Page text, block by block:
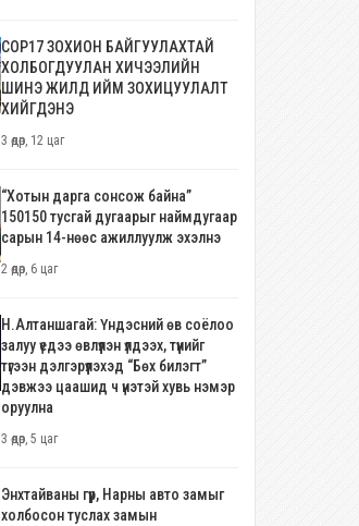
COP17 ЗОХИОН БАЙГУУЛАХТАЙ
ХОЛБОГДУУЛАН ХИЧЭЭЛИЙН
ШИНЭ ЖИЛД ИЙМ ЗОХИЦУУЛАЛТ
ХИЙГДЭНЭ
3 өдөр, 12 цаг
“Хотын дарга сонсож байна”
150150 тусгай дугаарыг наймдугаар
сарын 14-нөөс ажиллуулж эхэлнэ
2 өдөр, 6 цаг
Н.Алтаншагай: Үндэсний өв соёлоо
залуу үедээ өвлүүлэн үлдээх, түүнийг
түгээн дэлгэрүүлэхэд “Бөх билэгт”
дэвжээ цаашид ч үнэтэй хувь нэмэр
оруулна
3 өдөр, 5 цаг
Энхтайваны гүүр, Нарны авто замыг
холбосон туслах замын